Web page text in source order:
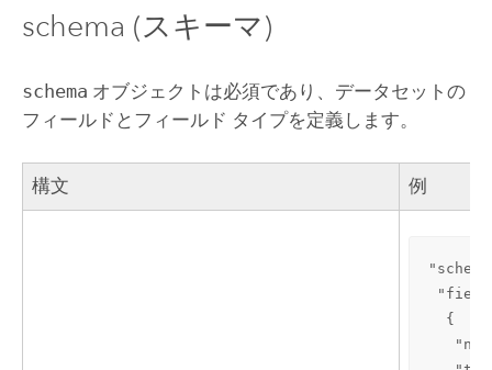
schema (スキーマ)
schema オブジェクトは必須であり、データセットの
フィールドとフィールド タイプを定義します。
構文 例
  {